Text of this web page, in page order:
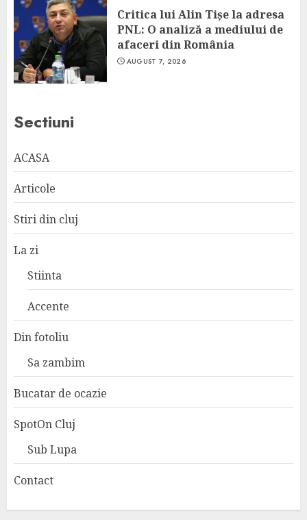
Critica lui Alin Tișe la adresa
PNL: O analiză a mediului de
afaceri din România
AUGUST 7, 2026
Sectiuni
ACASA
Articole
Stiri din cluj
La zi
Stiinta
Accente
Din fotoliu
Sa zambim
Bucatar de ocazie
SpotOn Cluj
Sub Lupa
Contact